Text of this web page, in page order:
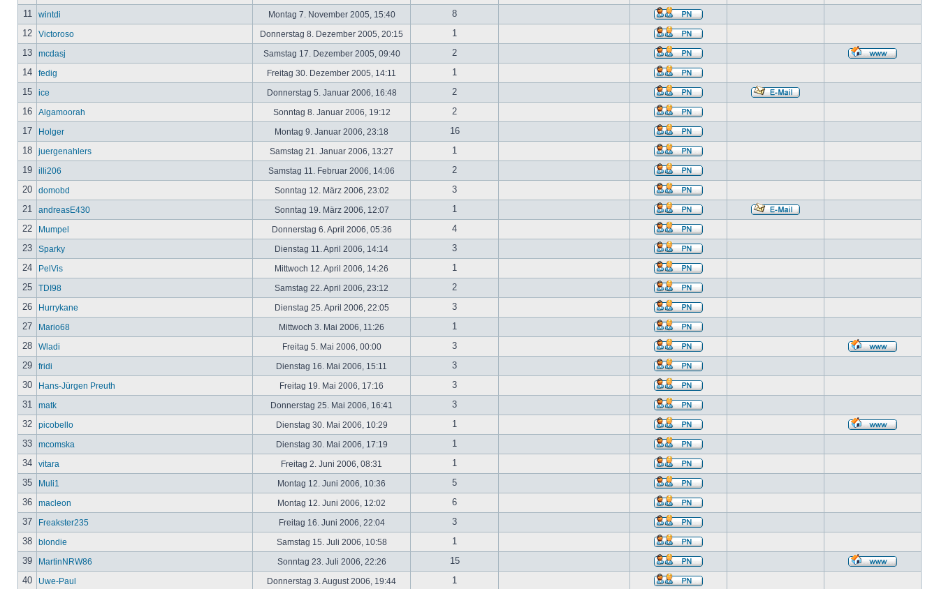
11
wintdi Montag 7. November 2005, 15:40
8
12
Victoroso Donnerstag 8. Dezember 2005, 20:15
1
13
mcdasj Samstag 17. Dezember 2005, 09:40
2
14
fedig Freitag 30. Dezember 2005, 14:11
1
15
ice Donnerstag 5. Januar 2006, 16:48
2
16
Algamoorah Sonntag 8. Januar 2006, 19:12
2
17
Holger Montag 9. Januar 2006, 23:18
16
18
juergenahlers Samstag 21. Januar 2006, 13:27
1
19
illi206 Samstag 11. Februar 2006, 14:06
2
20
domobd Sonntag 12. März 2006, 23:02
3
21
andreasE430 Sonntag 19. März 2006, 12:07
1
22
Mumpel Donnerstag 6. April 2006, 05:36
4
23
Sparky Dienstag 11. April 2006, 14:14
3
24
PelVis Mittwoch 12. April 2006, 14:26
1
25
TDI98 Samstag 22. April 2006, 23:12
2
26
Hurrykane Dienstag 25. April 2006, 22:05
3
27
Mario68 Mittwoch 3. Mai 2006, 11:26
1
28
Wladi Freitag 5. Mai 2006, 00:00
3
29
fridi Dienstag 16. Mai 2006, 15:11
3
30
Hans-Jürgen Preuth Freitag 19. Mai 2006, 17:16
3
31
matk Donnerstag 25. Mai 2006, 16:41
3
32
picobello Dienstag 30. Mai 2006, 10:29
1
33
mcomska Dienstag 30. Mai 2006, 17:19
1
34
vitara Freitag 2. Juni 2006, 08:31
1
35
Muli1 Montag 12. Juni 2006, 10:36
5
36
macleon Montag 12. Juni 2006, 12:02
6
37
Freakster235 Freitag 16. Juni 2006, 22:04
3
38
blondie Samstag 15. Juli 2006, 10:58
1
39
MartinNRW86 Sonntag 23. Juli 2006, 22:26
15
40
Uwe-Paul Donnerstag 3. August 2006, 19:44 1